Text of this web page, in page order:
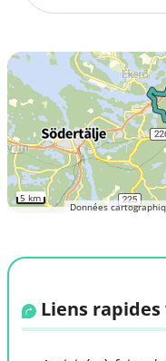
Données
5 km
Liens rapides